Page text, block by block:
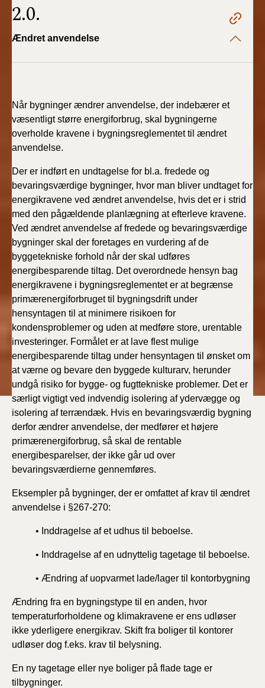
2.0.
Ændret anvendelse
Når bygninger ændrer anvendelse, der indebærer et
væsentligt større energiforbrug, skal bygningerne
overholde kravene i bygningsreglementet til ændret
anvendelse.
Der er indført en undtagelse for bl.a. fredede og
bevaringsværdige bygninger, hvor man bliver undtaget for
energikravene ved ændret anvendelse, hvis det er i strid
med den pågældende planlægning at efterleve kravene.
Ved ændret anvendelse af fredede og bevaringsværdige
bygninger skal der foretages en vurdering af de
byggetekniske forhold når der skal udføres
energibesparende tiltag. Det overordnede hensyn bag
energikravene i bygningsreglementet er at begrænse
primærenergiforbruget til bygningsdrift under
hensyntagen til at minimere risikoen for
kondensproblemer og uden at medføre store, urentable
investeringer. Formålet er at lave flest mulige
energibesparende tiltag under hensyntagen til ønsket om
at værne og bevare den byggede kulturarv, herunder
undgå risiko for bygge- og fugttekniske problemer. Det er
særligt vigtigt ved indvendig isolering af ydervægge og
isolering af terrændæk. Hvis en bevaringsværdig bygning
derfor ændrer anvendelse, der medfører et højere
primærenergiforbrug, så skal de rentable
energibesparelser, der ikke går ud over
bevaringsværdierne gennemføres.
Eksempler på bygninger, der er omfattet af krav til ændret
anvendelse i §267-270:
• Inddragelse af et udhus til beboelse.
• Inddragelse af en udnyttelig tagetage til beboelse.
• Ændring af uopvarmet lade/lager til kontorbygning
Ændring fra en bygningstype til en anden, hvor
temperaturforholdene og klimakravene er ens udløser
ikke yderligere energikrav. Skift fra boliger til kontorer
udløser dog f.eks. krav til belysning.
En ny tagetage eller nye boliger på flade tage er
tilbygninger.